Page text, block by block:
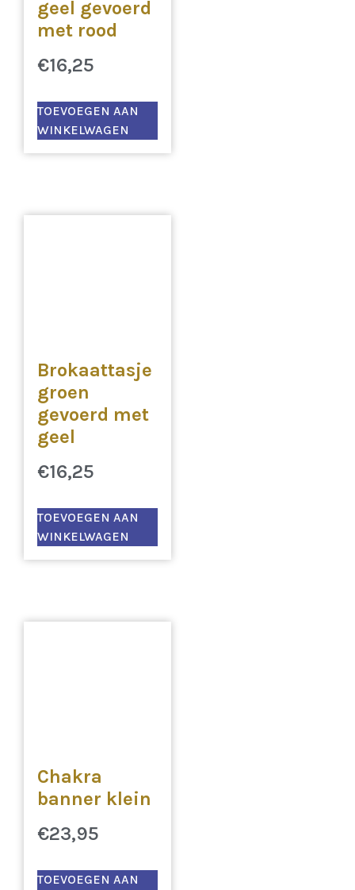
geel gevoerd
met rood
€16,25
TOEVOEGEN AAN
WINKELWAGEN
Brokaattasje
groen
gevoerd met
geel
€16,25
TOEVOEGEN AAN
WINKELWAGEN
Chakra
banner klein
€23,95
TOEVOEGEN AAN